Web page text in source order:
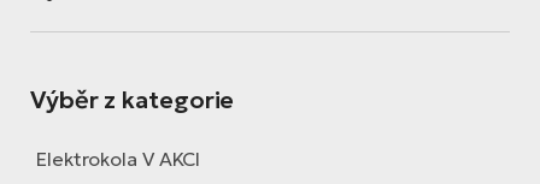
Výběr z kategorie
Elektrokola V AKCI